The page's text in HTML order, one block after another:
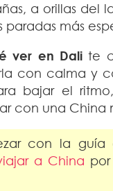
a orillas del
más
ver en Dali te
con calma y
bajar el
con una China
con la guía
a China